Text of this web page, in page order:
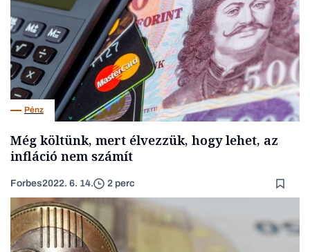
Pénz
Még költünk, mert élvezzük, hogy lehet, az
infláció nem számít
Forbes2022. 6. 14. 2 perc